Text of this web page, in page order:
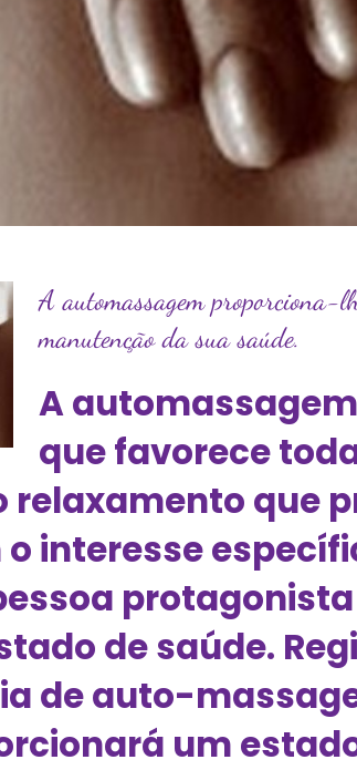
A automassagem proporciona-
manutenção da sua saúde.
A
que favorece
relaxamento que
interesse
de saúde.
de auto-
um